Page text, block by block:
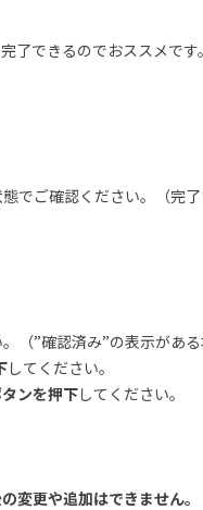
できるのでおススメで
でご確認ください。（完
”確認済み”の表示がある
してください。
ンを押下してください。
変更や追加はできません。